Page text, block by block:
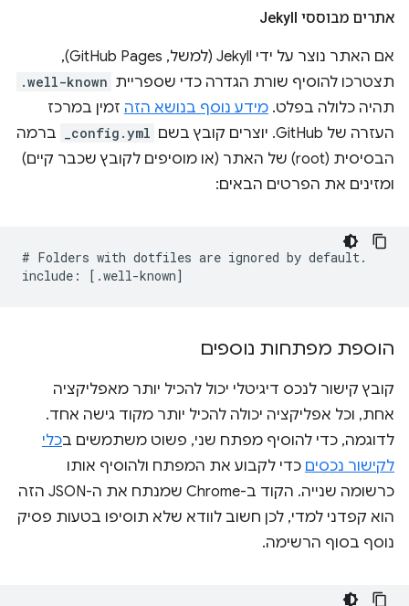
אתרים מבוססי Jekyll
אם האתר נוצר על ידי Jekyll (למשל, GitHub Pages),
תצטרכו להוסיף שורת הגדרה כדי שספריית .well-known
תהיה כלולה בפלט. מידע נוסף בנושא הזה זמין במרכז
העזרה של GitHub. יוצרים קובץ בשם
_config.yml
ברמה
הבסיסית (root) של האתר (או מוסיפים לקובץ שכבר קיים)
ומזינים את הפרטים הבאים:
# Folders with dotfiles are ignored by default.
הוספת מפתחות נוספים
קובץ קישור לנכס דיגיטלי יכול להכיל יותר מאפליקציה
אחת, וכל אפליקציה יכולה להכיל יותר מקוד גישה אחד.
לדוגמה, כדי להוסיף מפתח שני, פשוט משתמשים בכלי
לקישור נכסים כדי לקבוע את המפתח ולהוסיף אותו
כרשומה שנייה. הקוד ב-Chrome שמנתח את ה-JSON הזה
הוא קפדני למדי, לכן חשוב לוודא שלא תוסיפו בטעות פסיק
נוסף בסוף הרשימה.